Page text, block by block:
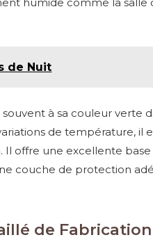
de Nuit
à sa couleur verte
de température, il
Il offre une excellente
couche de protection
de